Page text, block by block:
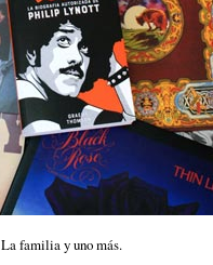
La familia y uno más.